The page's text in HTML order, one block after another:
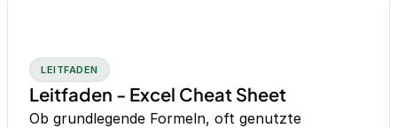
LEITFADEN
Leitfaden - Excel Cheat Sheet
Ob grundlegende Formeln, oft genutzte